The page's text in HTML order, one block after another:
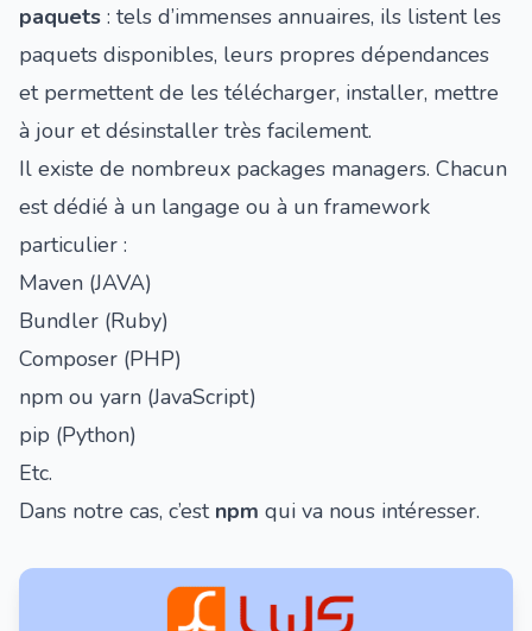
paquets : tels d’immenses annuaires, ils listent les
paquets disponibles, leurs propres dépendances
et permettent de les télécharger, installer, mettre
à jour et désinstaller très facilement.
Il existe de nombreux packages managers. Chacun
est dédié à un langage ou à un framework
particulier :
Maven (JAVA)
Bundler (Ruby)
Composer (PHP)
npm ou yarn (JavaScript)
pip (Python)
Etc.
Dans notre cas, c’est npm qui va nous intéresser.